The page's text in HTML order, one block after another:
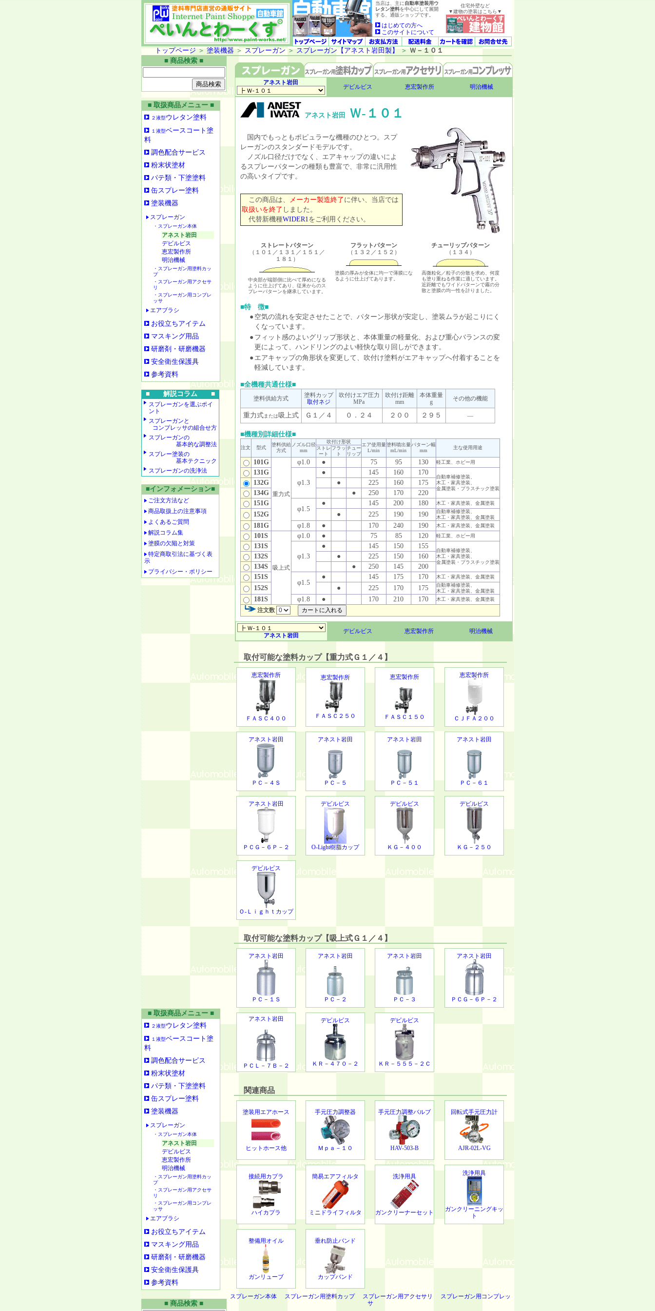
当店は、主に自動車塗装用ウ
レタン塗料を中心にして展開
する、通販ショップです。
はじめての方へ
このサイトについて
住宅外壁など
▼建物の塗装はこちら▼
トップページ ＞ 塗装機器＞ スプレーガン ＞ スプレーガン【アネスト岩田製】 ＞ Ｗ－１０１
■ 商品検索 ■
■ 取扱商品メニュー ■
２液型ウレタン塗料
１液型ベースコート塗
料
調色配合サービス
粉末状塗材
パテ類・下塗塗料
缶スプレー塗料
塗装機器
スプレーガン
・スプレーガン本体
アネスト岩田
デビルビス
恵宏製作所
明治機械
・スプレーガン用塗料カッ
プ
・スプレーガン用アクセサ
リ
・スプレーガン用コンプレ
ッサ
エアブラシ
お役立ちアイテム
マスキング用品
研磨剤・研磨機器
安全衛生保護具
参考資料
■ 解説コラム ■
スプレーガンを選ぶポイ
ント
スプレーガンと
コンプレッサの組合せ方
スプレーガンの
基本的な調整法
スプレー塗装の
基本テクニック
スプレーガンの洗浄法
■インフォメーション■
ご注文方法など
商品取扱上の注意事項
よくあるご質問
解説コラム集
塗膜の欠陥と対策
特定商取引法に基づく表
示
プライバシー・ポリシー
アネスト岩田
デビルビス 恵宏製作所 明治機械
アネスト岩田 Ｗ-１０１
国内でもっともポピュラーな機種のひとつ。スプ
レーガンのスタンダードモデルです。
ノズル口径だけでなく、エアキャップの違いによ
るスプレーパターンの種類も豊富で、非常に汎用性
の高いタイプです。
この商品は、 メーカー製造終了 に伴い、当店では
取扱いを終了 しました。
代替新機種WIDER1をご利用ください。
ストレートパターン
（１０１／１３１／１５１／
１８１）
中央部が端部側に比べて厚めになる
ように仕上げてあり、従来からのス
プレーパターンを継承しています。
フラットパターン
（１３２／１５２）
塗膜の厚みが全体に均一で薄膜にな
るように仕上げてあります。
チューリップパターン
（１３４）
高微粒化／粒子の分散を求め、何度
も塗り重ねる作業に適しています。
近距離でもワイドパターンで霧の分
散と塗膜の均一性を計りました。
■特 徴■
● 空気の流れを安定させたことで、パターン形状が安定し、塗装ムラが起こりにく
くなっています。
● フィット感のよいグリップ形状と、本体重量の軽量化、および重心バランスの変
更によって、ハンドリングのよい軽快な取り回しができます。
● エアキャップの角形状を変更して、吹付け塗料がエアキャップへ付着することを
軽減しています。
■全機種共通仕様■
塗料供給方式
塗料カップ
取付ネジ
吹付けエア圧力
MPa
吹付け距離
mm
本体重量
g
その他の機能
重力式または吸上式 Ｇ１／４ ０．２４ ２００ ２９５ ―
■機種別詳細仕様■
注文 型式
塗料供給
方式
ノズル口径
mm
吹付け形状
エア使用量
L/min
塗料噴出量
mL/min
パターン幅
mm
主な使用用途
ストレ
ート
フラッ
ト
チュー
リップ
101G
重力式
φ1.0 ● 75 95 130 軽工業、ホビー用
131G
φ1.3
● 145 160 170
自動車補修塗装、
木工・家具塗装、
金属塗装・プラスチック塗装
132G ● 225 160
175
134G
● 250 170
220
151G
φ1.5
● 145 200 180 木工・家具塗装、金属塗装
152G ● 225 190 190
自動車補修塗装、
木工・家具塗装、金属塗装
181G φ1.8 ● 170 240 190 木工・家具塗装、金属塗装
101S
吸上式
φ1.0 ● 75 85 120 軽工業、ホビー用
131S
φ1.3
● 145 150 155
自動車補修塗装、
木工・家具塗装、
金属塗装・プラスチック塗装
132S ● 225 150
160
134S
● 250 145
200
151S
φ1.5
● 145 175 170 木工・家具塗装、金属塗装
152S ● 225 170 175
自動車補修塗装、
木工・家具塗装、金属塗装
181S φ1.8 ● 170 210 170 木工・家具塗装、金属塗装
注文数
アネスト岩田
デビルビス 恵宏製作所 明治機械
取付可能な塗料カップ【重力式Ｇ１／４】
恵宏製作所
ＦＡＳＣ４００
恵宏製作所
ＦＡＳＣ２５０
恵宏製作所
ＦＡＳＣ１５０
恵宏製作所
ＣＪＦＡ２００
アネスト岩田
ＰＣ－４Ｓ
アネスト岩田
ＰＣ－５
アネスト岩田
ＰＣ－５１
アネスト岩田
ＰＣ－６１
アネスト岩田
ＰＣＧ－６Ｐ－２
デビルビス
O-Light樹脂カップ
デビルビス
ＫＧ－４００
デビルビス
ＫＧ－２５０
デビルビス
Ｏ-Ｌｉｇｈｔカップ
取付可能な塗料カップ【吸上式Ｇ１／４】
アネスト岩田
ＰＣ－１Ｓ
アネスト岩田
ＰＣ－２
アネスト岩田
ＰＣ－３
アネスト岩田
ＰＣＧ－６Ｐ－２
アネスト岩田
ＰＣＬ－７Ｂ－２
デビルビス
ＫＲ－４７０－２
デビルビス
ＫＲ－５５５－２Ｃ
関連商品
塗装用エアホース
ヒットホース他
手元圧力調整器
Ｍｐａ－１０
手元圧力調整バルブ
HAV-503-B
回転式手元圧力計
AJR-02L-VG
接続用カプラ
ハイカプラ
簡易エアフィルタ
ミニドライフィルタ
洗浄用具
ガンクリーナーセット
洗浄用具
ガンクリーニングキッ
ト
整備用オイル
ガンリューブ
垂れ防止バンド
カップバンド
スプレーガン本体 スプレーガン用塗料カップ スプレーガン用アクセサリ
スプレーガン用コンプレッ
サ
■ 取扱商品メニュー ■
２液型ウレタン塗料
１液型ベースコート塗
料
調色配合サービス
粉末状塗材
パテ類・下塗塗料
缶スプレー塗料
塗装機器
スプレーガン
・スプレーガン本体
アネスト岩田
デビルビス
恵宏製作所
明治機械
・スプレーガン用塗料カッ
プ
・スプレーガン用アクセサ
リ
・スプレーガン用コンプレ
ッサ
エアブラシ
お役立ちアイテム
マスキング用品
研磨剤・研磨機器
安全衛生保護具
参考資料
■ 商品検索 ■